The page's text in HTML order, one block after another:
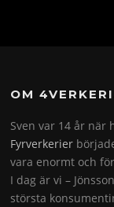
OM
Sven var 14 år
Fyrverkerier
vara enormt och
I dag är vi –
största